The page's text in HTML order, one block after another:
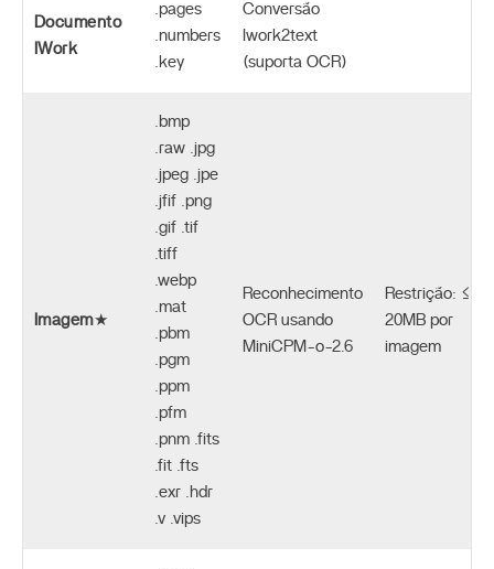
Documento
IWork
.pages
.numbers
.key
Conversão
Iwork2text
(suporta OCR)
Imagem★
.bmp
.raw .jpg
.jpeg .jpe
.jfif .png
.gif .tif
.tiff
.webp
.mat
.pbm
.pgm
.ppm
.pfm
.pnm .fits
.fit .fts
.exr .hdr
.v .vips
Reconhecimento
OCR usando
MiniCPM-o-2.6
Restrição: ≤
20MB por
imagem